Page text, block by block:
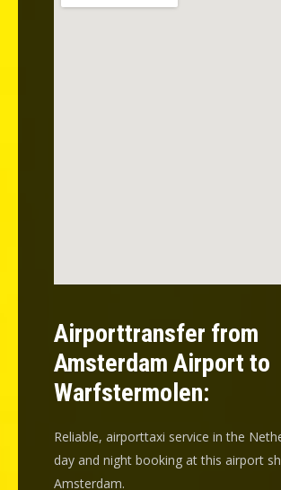
Airporttransfer from
Amsterdam Airport to
Warfstermolen:
Reliable, airporttaxi service in the
day and night booking at this airport
Amsterdam.